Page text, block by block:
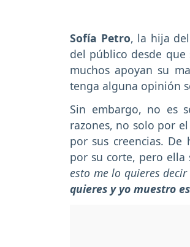
Sofía Petro, la hija
del público desde que
muchos apoyan su
tenga alguna opinión
Sin embargo, no es
razones, no solo por
por sus creencias.
por su corte, pero ella
esto me lo quieres
quieres y yo muestro